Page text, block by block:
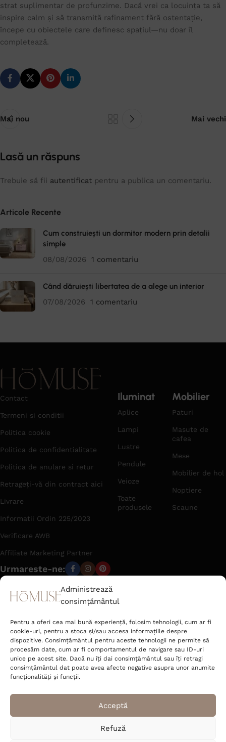
Administrează
consimțământul
Pentru a oferi cea mai bună experiență, folosim tehnologii, cum ar fi
cookie-uri, pentru a stoca și/sau accesa informațiile despre
dispozitive. Consimțământul pentru aceste tehnologii ne permite să
procesăm date, cum ar fi comportamentul de navigare sau ID-uri
unice pe acest site. Dacă nu îți dai consimțământul sau îți retragi
consimțământul dat poate avea afecte negative asupra unor anumite
funcționalități și funcții.
Acceptă
Refuză
strat suplimentar de profunzime. Dacă vrei ca locuința ta să
inspire calm și să transmită rafinament fără ostentație,
începe cu obiectele care definesc spațiul—nu doar îl
completează.
Mai nou Mai vechi
Lasă un răspuns
Trebuie să fii autentificat pentru a publica un comentariu.
Articole Recente
Cum construiești un dormitor modern prin detalii
simple
08/08/2026
1 comentariu
Când dăruiești libertatea de a alege un interior
07/08/2026
1 comentariu
Contact
Termeni si conditii
Politica cookie
Politica de confidentialitate
Politica de anulare si retur
Retrageți-vă din contract aici
Livrare
Informatii Ordin 225/2023
Verificare AWB
Affiliate Marketing Partner
Iluminat
Aplice
Lampi
Lustre
Pendule
Veioze
Toate
produsele
Mobilier
Paturi
Masute de
cafea
Mese
Mobilier de hol
Noptiere
Scaune
Urmareste-ne:
Tel: +40 723 462 142
Strada Râtului nr. 6 Sat Jucu de Mijloc,
Comuna Jucu Cluj 407353, România
Deco Corner S.R.L.
CUI 52089400